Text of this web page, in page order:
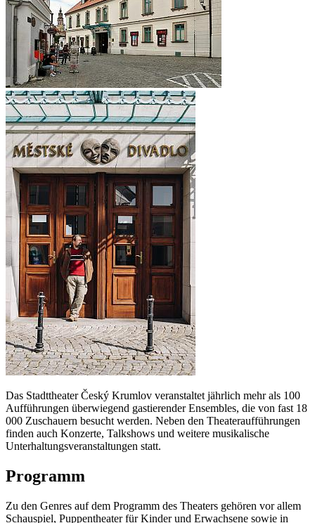
Das Stadttheater Český Krumlov veranstaltet jährlich mehr als 100
Aufführungen überwiegend gastierender Ensembles, die von fast 18
000 Zuschauern besucht werden. Neben den Theateraufführungen
finden auch Konzerte, Talkshows und weitere musikalische
Unterhaltungsveranstaltungen statt.
Programm
Zu den Genres auf dem Programm des Theaters gehören vor allem
Schauspiel, Puppentheater für Kinder und Erwachsene sowie in